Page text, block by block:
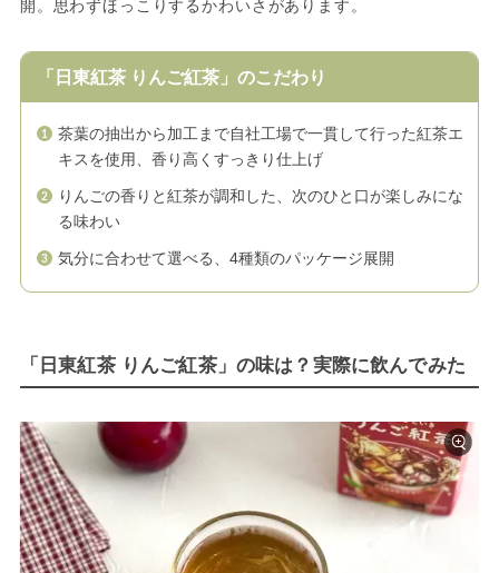
開。思わずほっこりするかわいさがあります。
「日東紅茶 りんご紅茶」のこだわり
茶葉の抽出から加工まで自社工場で一貫して行った紅茶エ
キスを使用、香り高くすっきり仕上げ
りんごの香りと紅茶が調和した、次のひと口が楽しみにな
る味わい
気分に合わせて選べる、4種類のパッケージ展開
「日東紅茶 りんご紅茶」の味は？実際に飲んでみた